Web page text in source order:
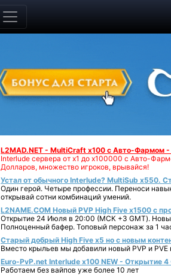
L2MAD.NET - MultiCraft x100 с Авто-Фармом
Interlude сервера от х1 до х100000 с Авто-
Долларов, множество игроков, врывайся!
Устал от обычного Interlude? MultiSub x550.
Один герой. Четыре профессии. Переноси
открывай сотни комбинаций умений.
L2NAME.COM Новый PVP High Five x1500 с
Открытие 24 Июля в 20:00 (МСК +3 GMT).
Полноценный бафер. Топовый персонаж за 1
Старый добрый High Five x5 но с новым
Вместо крыльев мы добавили новый PVP и PVE
Euro-PvP.net Interlude х100 NEW - Открытие 4
Работаем без вайпов уже более 10 лет